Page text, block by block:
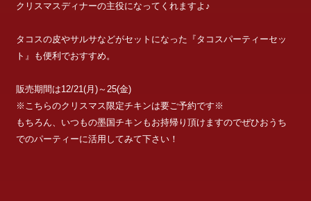
クリスマスディナーの主役になってくれますよ♪
タコスの皮やサルサなどがセットになった『タコスパーティーセッ
ト』も便利でおすすめ。
販売期間は12/21(月)～25(金)
※こちらのクリスマス限定チキンは要ご予約です※
もちろん、いつもの墨国チキンもお持帰り頂けますのでぜひおうち
でのパーティーに活用してみて下さい！